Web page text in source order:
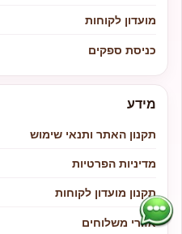
מועדון לקוחות
כניסת ספקים
מידע
תקנון האתר ותנאי שימוש
מדיניות הפרטיות
תקנון מועדון לקוחות
אזורי משלוחים